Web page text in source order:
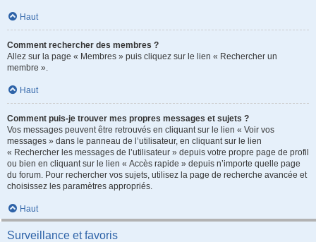
Haut
Comment rechercher des membres ?
Allez sur la page « Membres » puis cliquez sur le lien « Rechercher un
membre ».
Haut
Comment puis-je trouver mes propres messages et sujets ?
Vos messages peuvent être retrouvés en cliquant sur le lien « Voir vos
messages » dans le panneau de l’utilisateur, en cliquant sur le lien
« Rechercher les messages de l’utilisateur » depuis votre propre page de profil
ou bien en cliquant sur le lien « Accès rapide » depuis n’importe quelle page
du forum. Pour rechercher vos sujets, utilisez la page de recherche avancée et
choisissez les paramètres appropriés.
Haut
Surveillance et favoris